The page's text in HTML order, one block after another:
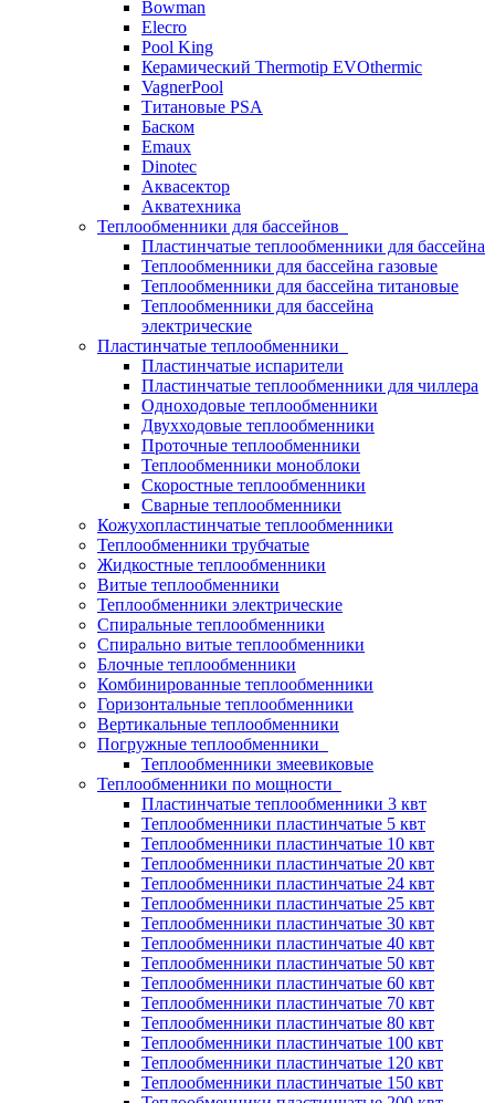
Bowman
Elecro
Pool King
Керамический Thermotip EVOthermic
VagnerPool
Титановые PSA
Баском
Emaux
Dinotec
Аквасектор
Акватехника
Теплообменники для бассейнов
Пластинчатые теплообменники для бассейна
Теплообменники для бассейна газовые
Теплообменники для бассейна титановые
Теплообменники для бассейна
электрические
Пластинчатые теплообменники
Пластинчатые испарители
Пластинчатые теплообменники для чиллера
Одноходовые теплообменники
Двухходовые теплообменники
Проточные теплообменники
Теплообменники моноблоки
Скоростные теплообменники
Сварные теплообменники
Кожухопластинчатые теплообменники
Теплообменники трубчатые
Жидкостные теплообменники
Витые теплообменники
Теплообменники электрические
Спиральные теплообменники
Спирально витые теплообменники
Блочные теплообменники
Комбинированные теплообменники
Горизонтальные теплообменники
Вертикальные теплообменники
Погружные теплообменники
Теплообменники змеевиковые
Теплообменники по мощности
Пластинчатые теплообменники 3 квт
Теплообменники пластинчатые 5 квт
Теплообменники пластинчатые 10 квт
Теплообменники пластинчатые 20 квт
Теплообменники пластинчатые 24 квт
Теплообменники пластинчатые 25 квт
Теплообменники пластинчатые 30 квт
Теплообменники пластинчатые 40 квт
Теплообменники пластинчатые 50 квт
Теплообменники пластинчатые 60 квт
Теплообменники пластинчатые 70 квт
Теплообменники пластинчатые 80 квт
Теплообменники пластинчатые 100 квт
Теплообменники пластинчатые 120 квт
Теплообменники пластинчатые 150 квт